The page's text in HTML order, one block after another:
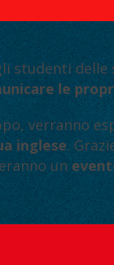
studenti delle
le
verranno
inglese.
un